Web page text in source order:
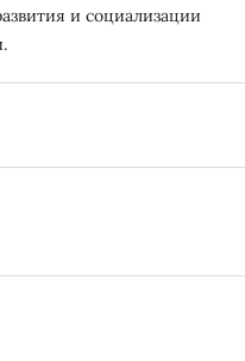
и социализации